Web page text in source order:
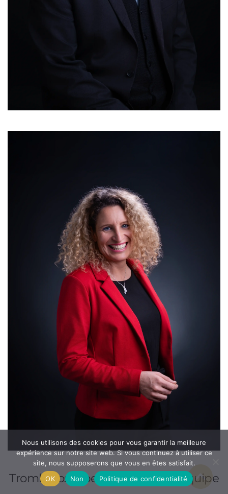
Trombinoscopes et portraits d'équipe
Nous utilisons des cookies pour vous garantir la meilleure
expérience sur notre site web. Si vous continuez à utiliser ce
site, nous supposerons que vous en êtes satisfait.
OK
Non Politique de confidentialité